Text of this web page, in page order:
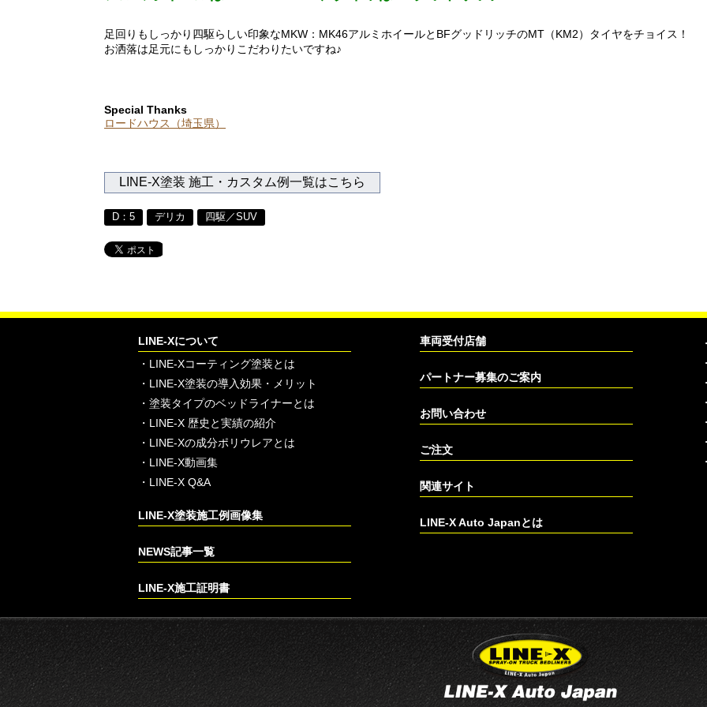
足回りもしっかり四駆らしい印象なMKW：MK46アルミホイールとBFグッドリッチのMT（KM2）タイヤをチョイス！
お洒落は足元にもしっかりこだわりたいですね♪
Special Thanks
ロードハウス（埼玉県）
LINE-X塗装 施工・カスタム例一覧はこちら
D：5 デリカ 四駆／SUV
LINE-Xについて
・ LINE-Xコーティング塗装とは
・ LINE-X塗装の導入効果・メリット
・塗装タイプのベッドライナーとは
・ LINE-X 歴史と実績の紹介
・ LINE-Xの成分ポリウレアとは
・ LINE-X動画集
・ LINE-X Q&A
LINE-X塗装施工例画像集
NEWS記事一覧
LINE-X施工証明書
車両受付店舗
パートナー募集のご案内
お問い合わせ
ご注文
関連サイト
LINE-X Auto Japanとは
・
・
・
・
・
・
・